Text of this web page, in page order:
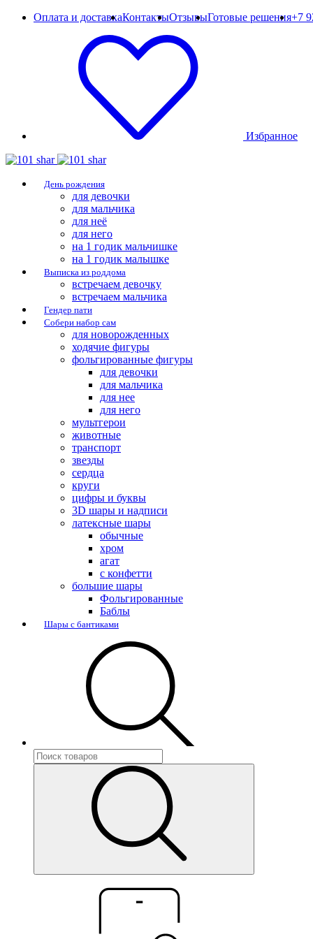
Оплата и доставкаКонтактыОтзывыГотовые решения+7
Избранное
День рождения
для девочки
для мальчика
для неё
для него
на 1 годик мальчишке
на 1 годик малышке
Выписка из роддома
встречаем девочку
встречаем мальчика
Гендер пати
Собери набор сам
для новорожденных
ходячие фигуры
фольгированные фигуры
для девочки
для мальчика
для нее
для него
мультгерои
животные
транспорт
звезды
сердца
круги
цифры и буквы
3D шары и надписи
латексные шары
обычные
хром
агат
с конфетти
большие шары
Фольгированные
Баблы
Шары с бантиками